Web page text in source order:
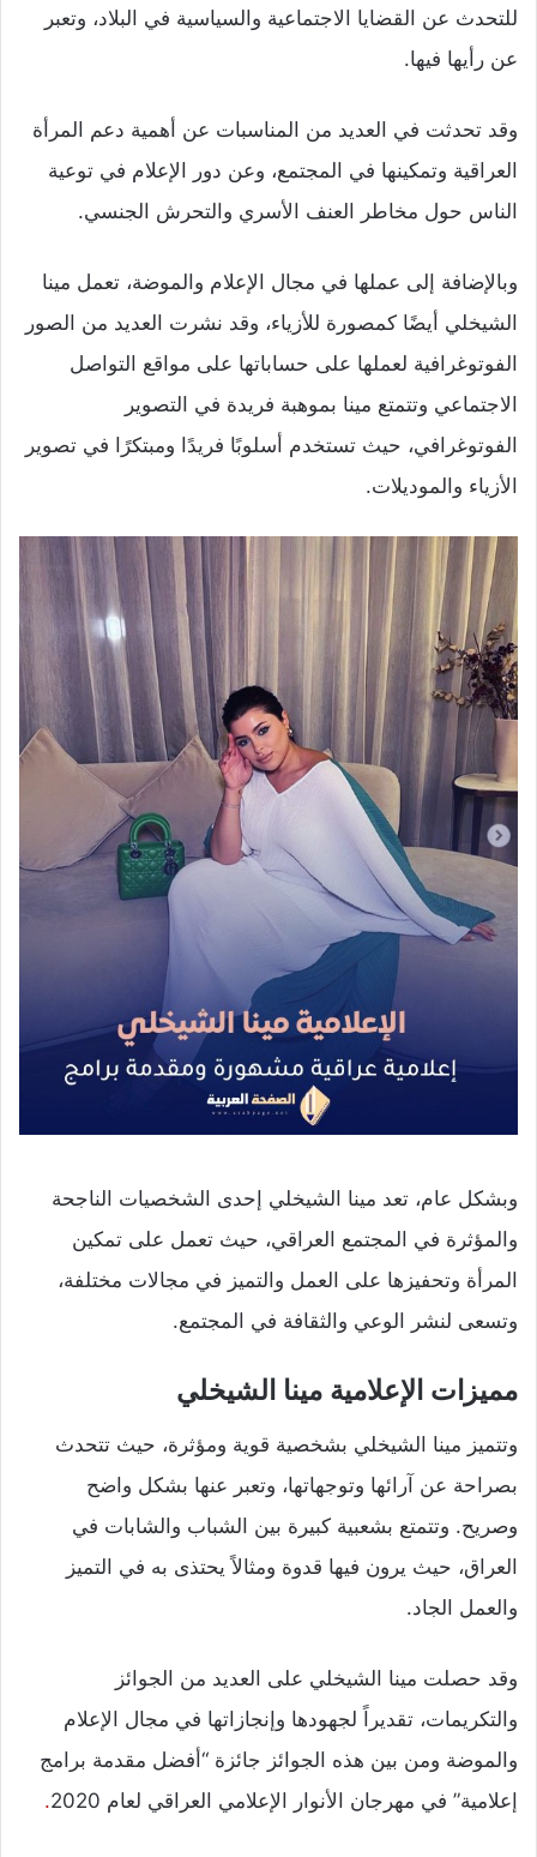
للتحدث عن القضايا الاجتماعية والسياسية في البلاد، وتعبر
عن رأيها فيها.
وقد تحدثت في العديد من المناسبات عن أهمية دعم المرأة
العراقية وتمكينها في المجتمع، وعن دور الإعلام في توعية
الناس حول مخاطر العنف الأسري والتحرش الجنسي.
وبالإضافة إلى عملها في مجال الإعلام والموضة، تعمل مينا
الشيخلي أيضًا كمصورة للأزياء، وقد نشرت العديد من الصور
الفوتوغرافية لعملها على حساباتها على مواقع التواصل
الاجتماعي وتتمتع مينا بموهبة فريدة في التصوير
الفوتوغرافي، حيث تستخدم أسلوبًا فريدًا ومبتكرًا في تصوير
الأزياء والموديلات.
وبشكل عام، تعد مينا الشيخلي إحدى الشخصيات الناجحة
والمؤثرة في المجتمع العراقي، حيث تعمل على تمكين
المرأة وتحفيزها على العمل والتميز في مجالات مختلفة،
وتسعى لنشر الوعي والثقافة في المجتمع.
مميزات الإعلامية مينا الشيخلي
وتتميز مينا الشيخلي بشخصية قوية ومؤثرة، حيث تتحدث
بصراحة عن آرائها وتوجهاتها، وتعبر عنها بشكل واضح
وصريح. وتتمتع بشعبية كبيرة بين الشباب والشابات في
العراق، حيث يرون فيها قدوة ومثالاً يحتذى به في التميز
والعمل الجاد.
وقد حصلت مينا الشيخلي على العديد من الجوائز
والتكريمات، تقديراً لجهودها وإنجازاتها في مجال الإعلام
والموضة ومن بين هذه الجوائز جائزة “أفضل مقدمة برامج
إعلامية” في مهرجان الأنوار الإعلامي العراقي لعام 2020
.